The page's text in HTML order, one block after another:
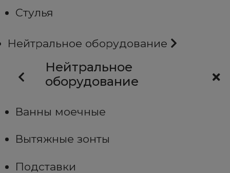
Стулья
Нейтральное оборудование
Нейтральное
оборудование
Ванны моечные
Вытяжные зонты
Подставки